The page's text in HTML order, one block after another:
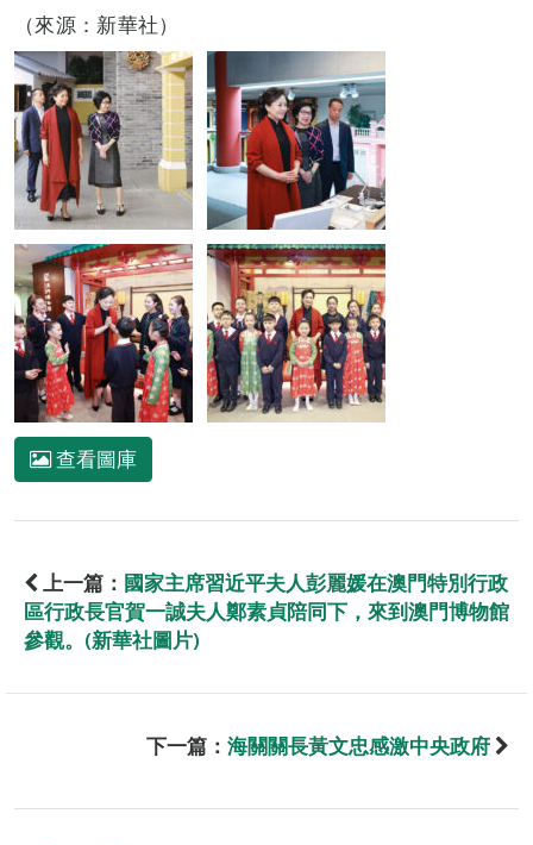
（來源：新華社）
查看圖庫
上一篇： 國家主席習近平夫人彭麗媛在澳門特別行政
區行政長官賀一誠夫人鄭素貞陪同下，來到澳門博物館
參觀。(新華社圖片)
下一篇： 海關關長黃文忠感激中央政府